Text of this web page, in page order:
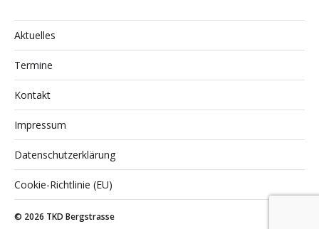
Aktuelles
Termine
Kontakt
Impressum
Datenschutzerklärung
Cookie-Richtlinie (EU)
© 2026 TKD Bergstrasse